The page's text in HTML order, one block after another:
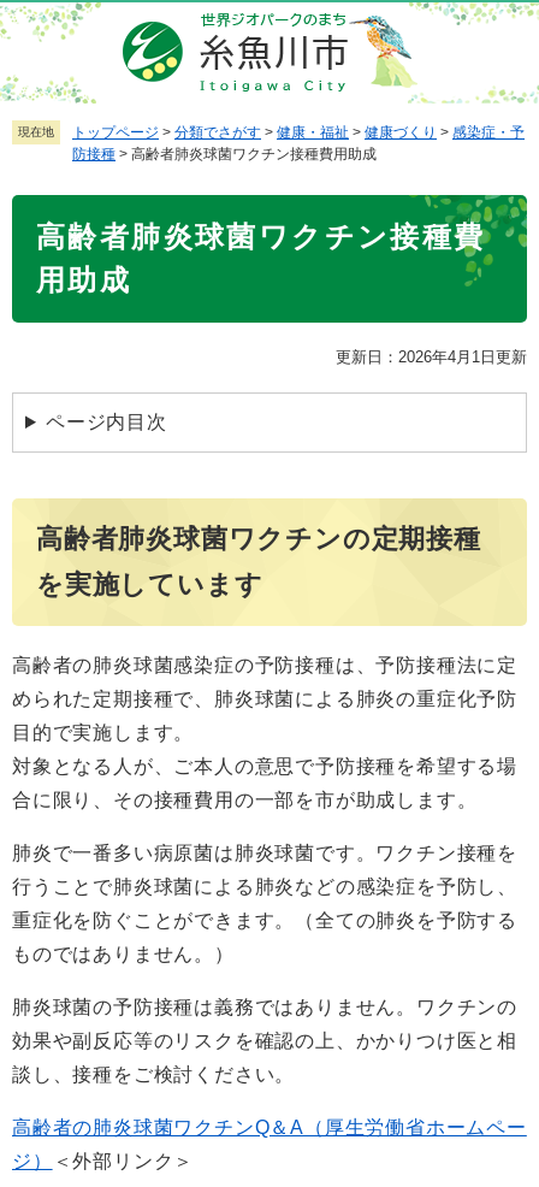
ペ
ー
ジ
の
先
メ
ニ
ュ
ー
を現在地 トップページ > 分類でさがす > 健康・福祉 > 健康づくり > 感染症・予
防接種 > 高齢者肺炎球菌ワクチン接種費用助成
高齢者肺炎球菌ワクチン接種費
用助成
更新日：2026年4月1日更新
ページ内目次
高齢者肺炎球菌ワクチンの定期接種
を実施しています
高齢者の肺炎球菌感染症の予防接種は、予防接種法に定
められた定期接種で、肺炎球菌による肺炎の重症化予防
目的で実施します。
対象となる人が、ご本人の意思で予防接種を希望する場
合に限り、その接種費用の一部を市が助成します。
肺炎で一番多い病原菌は肺炎球菌です。ワクチン接種を
行うことで肺炎球菌による肺炎などの感染症を予防し、
重症化を防ぐことができます。（全ての肺炎を予防する
ものではありません。）
肺炎球菌の予防接種は義務ではありません。ワクチンの
効果や副反応等のリスクを確認の上、かかりつけ医と相
談し、接種をご検討ください。
高齢者の肺炎球菌ワクチンQ＆A（厚生労働省ホームペー
ジ）
＜外部リンク＞